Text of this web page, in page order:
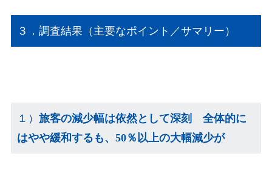
３．調査結果（主要なポイント／サマリー）
１） 旅客の減少幅は依然として深刻 全体的に
はやや緩和するも、50％以上の大幅減少が